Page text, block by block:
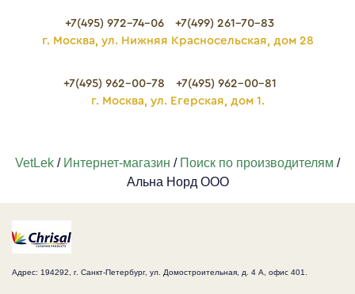
+7(495) 972-74-06
+7(499) 261-70-83
г. Москва, ул. Нижняя Красносельская, дом 28
+7(495) 962-00-78
+7(495) 962-00-81
г. Москва, ул. Егерская, дом 1.
VetLek / Интернет-магазин / Поиск по производителям /
Альна Норд ООО
Адрес: 194292, г. Санкт-Петербург, ул. Домостроительная, д. 4 А, офис 401.